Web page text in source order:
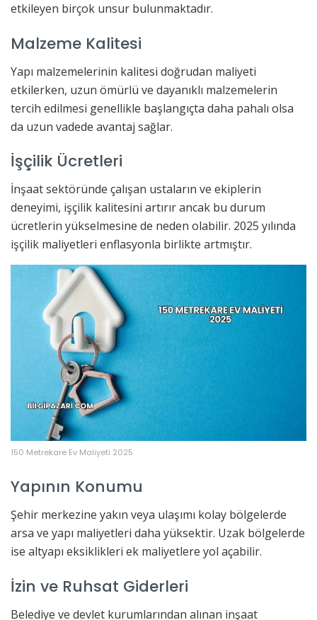
etkileyen birçok unsur bulunmaktadır.
Malzeme Kalitesi
Yapı malzemelerinin kalitesi doğrudan maliyeti
etkilerken, uzun ömürlü ve dayanıklı malzemelerin
tercih edilmesi genellikle başlangıçta daha pahalı olsa
da uzun vadede avantaj sağlar.
İşçilik Ücretleri
İnşaat sektöründe çalışan ustaların ve ekiplerin
deneyimi, işçilik kalitesini artırır ancak bu durum
ücretlerin yükselmesine de neden olabilir. 2025 yılında
işçilik maliyetleri enflasyonla birlikte artmıştır.
150 Metrekare Ev Maliyeti 2025
Yapının Konumu
Şehir merkezine yakın veya ulaşımı kolay bölgelerde
arsa ve yapı maliyetleri daha yüksektir. Uzak bölgelerde
ise altyapı eksiklikleri ek maliyetlere yol açabilir.
İzin ve Ruhsat Giderleri
Belediye ve devlet kurumlarından alınan inşaat